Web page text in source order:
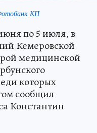
КП
по 5 июля, в
Кемеровской
медицинской
которых
сообщил
Константин